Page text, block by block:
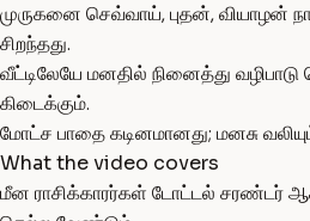
முருகனை செவ்வாய், புதன், வியாழன்
சிறந்தது.
வீட்டிலேயே மனதில் நினைத்து வழிபாடு
கிடைக்கும்.
மோட்ச பாதை கடினமானது; மனசு
What the video covers
மீன ராசிக்காரர்கள் டோட்டல் சரண்டர்